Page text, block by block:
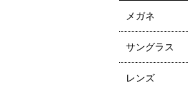
メガネ
サングラス
レンズ